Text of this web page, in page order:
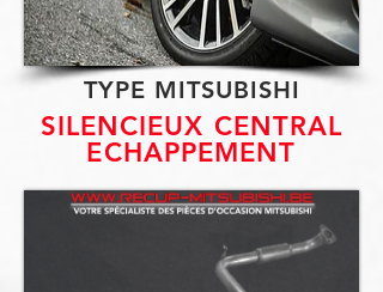
TYPE MITSUBISHI
SILENCIEUX CENTRAL
ECHAPPEMENT